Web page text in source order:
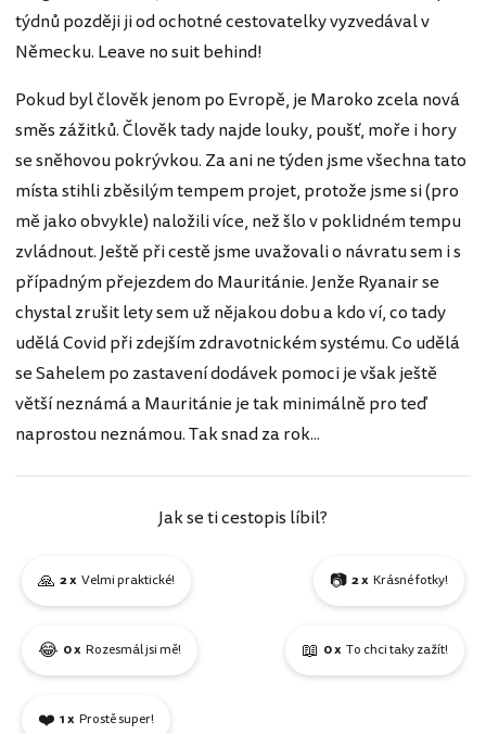
týdnů později ji od ochotné cestovatelky vyzvedával v
Německu. Leave no suit behind!
Pokud byl člověk jenom po Evropě, je Maroko zcela nová
směs zážitků. Člověk tady najde louky, poušť, moře i hory
se sněhovou pokrývkou. Za ani ne týden jsme všechna tato
místa stihli zběsilým tempem projet, protože jsme si (pro
mě jako obvykle) naložili více, než šlo v poklidném tempu
zvládnout. Ještě při cestě jsme uvažovali o návratu sem i s
případným přejezdem do Mauritánie. Jenže Ryanair se
chystal zrušit lety sem už nějakou dobu a kdo ví, co tady
udělá Covid při zdejším zdravotnickém systému. Co udělá
se Sahelem po zastavení dodávek pomoci je však ještě
větší neznámá a Mauritánie je tak minimálně pro teď
naprostou neznámou. Tak snad za rok...
Jak se ti cestopis líbil?
🙏 2 x Velmi praktické! 📷 2 x Krásné fotky!
😂 0 x Rozesmál jsi mě! 📖 0 x To chci taky zažít!
❤️ 1 x Prostě super!